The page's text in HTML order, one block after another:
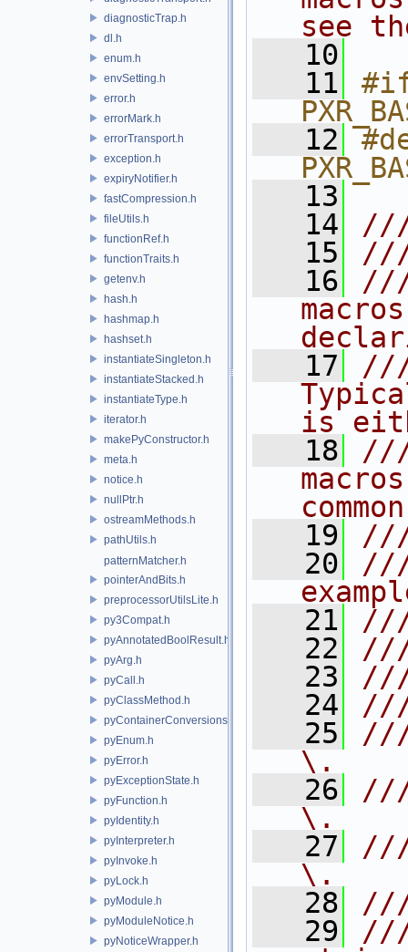
diagnosticTrap.h
dl.h
enum.h
envSetting.h
error.h
errorMark.h
errorTransport.h
exception.h
expiryNotifier.h
fastCompression.h
fileUtils.h
functionRef.h
functionTraits.h
getenv.h
hash.h
hashmap.h
hashset.h
instantiateSingleton.h
instantiateStacked.h
instantiateType.h
iterator.h
makePyConstructor.h
meta.h
notice.h
nullPtr.h
ostreamMethods.h
pathUtils.h
patternMatcher.h
pointerAndBits.h
preprocessorUtilsLite.h
py3Compat.h
pyAnnotatedBoolResult.h
pyArg.h
pyCall.h
pyClassMethod.h
pyContainerConversions.h
pyEnum.h
pyError.h
pyExceptionState.h
pyFunction.h
pyIdentity.h
pyInterpreter.h
pyInvoke.h
pyLock.h
pyModule.h
pyModuleNotice.h
pyNoticeWrapper.h
see
   10
   11
   12
   13
   14
   15
   16
///
   17
///
is
   18
///
   19
   20
///
   21
   22
   23
   24
///
   25
///
\.
   26
\.
   27
\.
   28
   29